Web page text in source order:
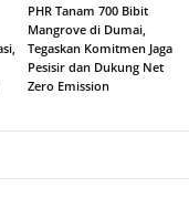
PHR Tanam 700 Bibit
Mangrove di Dumai,
Tegaskan Komitmen Jaga
Pesisir dan Dukung Net
Zero Emission